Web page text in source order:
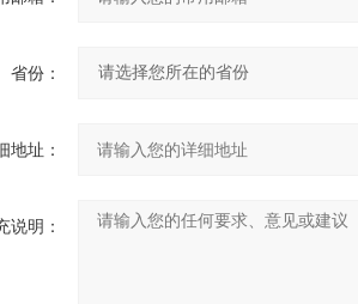
省份：
地址：
说明：